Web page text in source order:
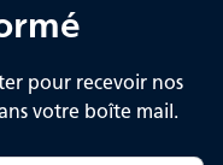
pour recevoir nos
votre boîte mail.